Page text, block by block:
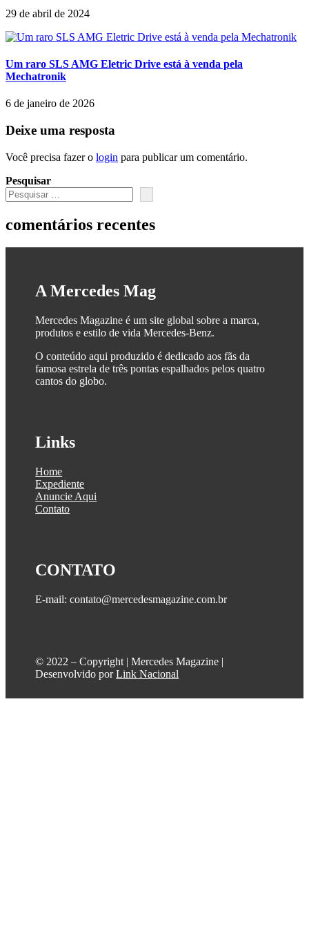
29 de abril de 2024
Um raro SLS AMG Eletric Drive está à venda pela
Mechatronik
6 de janeiro de 2026
Deixe uma resposta
Você precisa fazer o login para publicar um comentário.
Pesquisar
comentários recentes
A Mercedes Mag
Mercedes Magazine é um site global sobre a marca,
produtos e estilo de vida Mercedes-Benz.
O conteúdo aqui produzido é dedicado aos fãs da
famosa estrela de três pontas espalhados pelos quatro
cantos do globo.
Links
Home
Expediente
Anuncie Aqui
Contato
CONTATO
E-mail: contato@mercedesmagazine.com.br
©️ 2022 – Copyright | Mercedes Magazine |
Desenvolvido porLink Nacional